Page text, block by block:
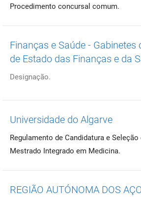
Procedimento concursal comum.
Finanças e Saúde - Gabinetes
de Estado das Finanças e da
Designação.
Universidade do Algarve
Regulamento de Candidatura e
Mestrado Integrado em Medicina.
REGIÃO AUTÓNOMA DOS